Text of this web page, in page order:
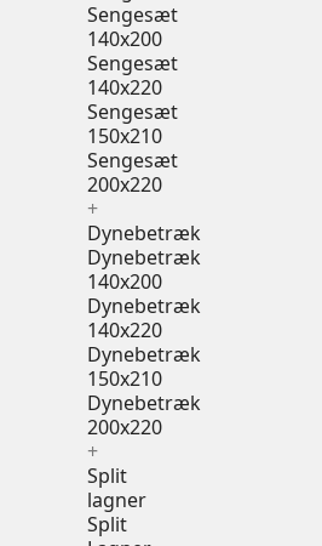
Sengesæt
140x200
Sengesæt
140x220
Sengesæt
150x210
Sengesæt
200x220
+
Dynebetræk
Dynebetræk
140x200
Dynebetræk
140x220
Dynebetræk
150x210
Dynebetræk
200x220
+
Split
lagner
Split